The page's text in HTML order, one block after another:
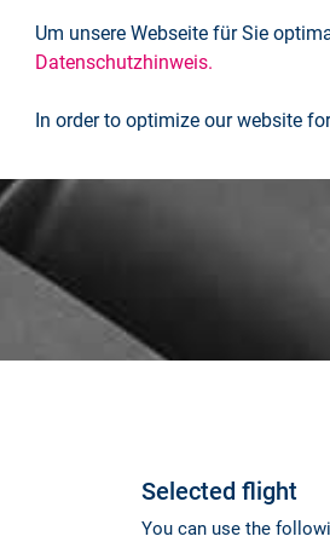
Um unsere Webseite für Sie
Datenschutzhinweis.
In order to optimize our website
Selected flight
You can use the